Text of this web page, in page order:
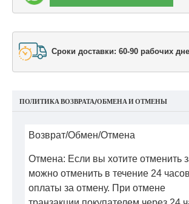
Сроки доставки: 60-90 рабочих
ПОЛИТИКА ВОЗВРАТА/ОБМЕНА И ОТМЕНЫ
Возврат/Обмен/Отмена
Отмена: Если вы хотите отменить
можно отменить в течение 24
оплаты за отмену. При отмене